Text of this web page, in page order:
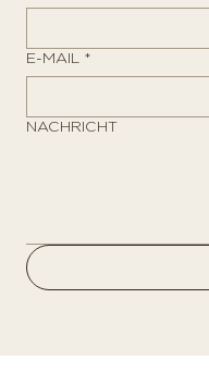
E-MAIL *
NACHRICHT